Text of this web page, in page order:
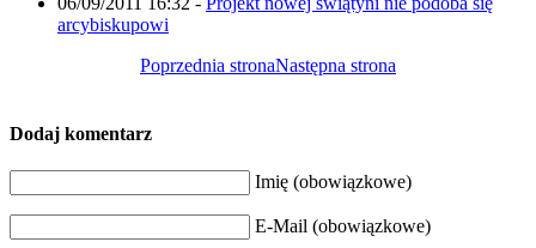
arcybiskupowi
Poprzednia stronaNastępna strona
Dodaj komentarz
Imię (obowiązkowe)
E-Mail (obowiązkowe)